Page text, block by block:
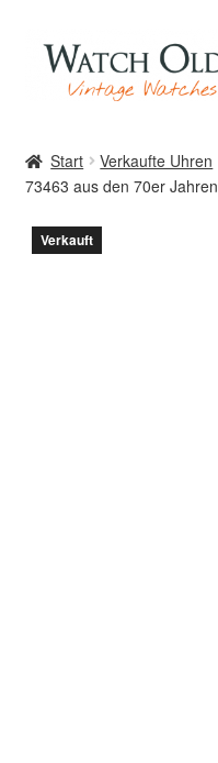
Zur
Navigation
springen
Zum
Inhalt
springen
Uhren
Start Verkaufte Uhren
73463 aus den 70er Jahren
Verkauft